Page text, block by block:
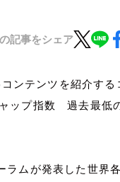
記事をシェア
ンテンツを紹介する
ャップ指数 過去最低
ラムが発表した世界